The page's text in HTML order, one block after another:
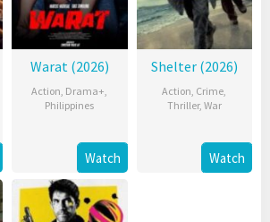
Warat (2026)
Action, Drama+,
Philippines
Watch
Shelter (2026)
Action, Crime,
Thriller, War
Watch